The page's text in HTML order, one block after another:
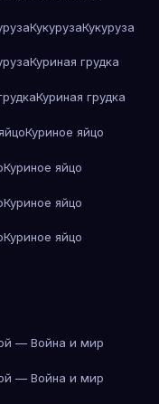
КукурузаКукуруза
Куриная грудка
Куриная грудка
Куриное яйцо
Куриное яйцо
Куриное яйцо
Куриное яйцо
— Война и мир
— Война и мир